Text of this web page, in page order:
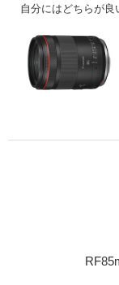
自分にはどちらが良